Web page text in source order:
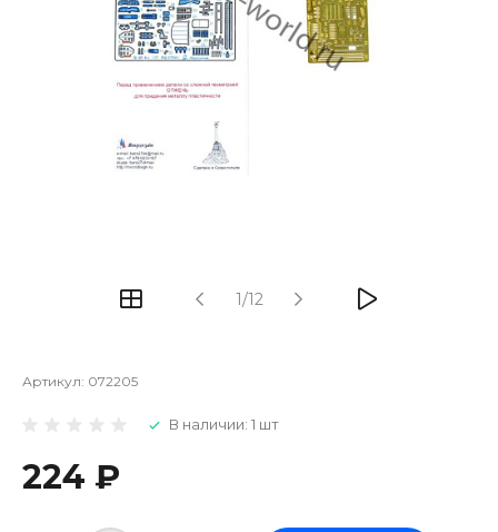
1/12
Артикул: 072205
В наличии: 1 шт
224 ₽